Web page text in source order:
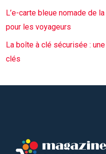
L’e-carte bleue nomade de
pour les voyageurs
La boîte à clé sécurisée :
clés